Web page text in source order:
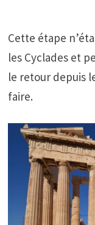
Cette étape
les Cyclades et
le retour depuis
faire.